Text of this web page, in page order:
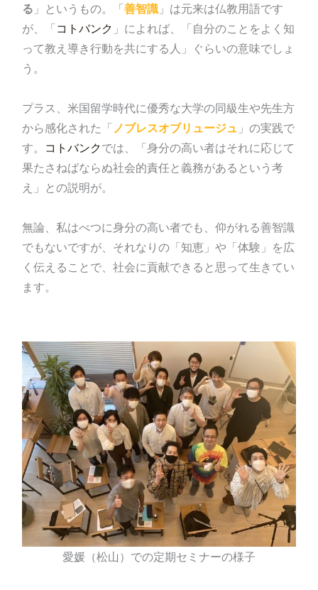
る 」というもの。「善智識 」は元来は仏教用語です
が、「コトバンク 」によれば、「自分のことをよく知
って教え導き行動を共にする人」ぐらいの意味でしょ
う。
プラス、米国留学時代に優秀な大学の同級生や先生方
から感化された「ノブレスオブリュージュ 」の実践で
す。 コトバンクでは、「身分の高い者はそれに応じて
果たさねばならぬ社会的責任と義務があるという考
え」との説明が。
無論、私はべつに身分の高い者でも、仰がれる善智識
でもないですが、それなりの「知恵」や「体験」を広
く伝えることで、社会に貢献できると思って生きてい
ます。
愛媛（松山）での定期セミナーの様子